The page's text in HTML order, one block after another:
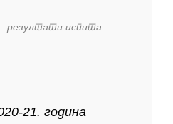
резултати испита
21. година